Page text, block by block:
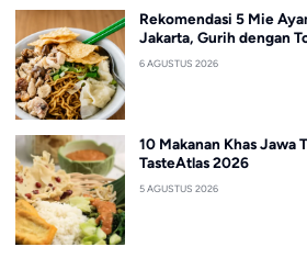
Rekomendasi 5 Mie
Jakarta, Gurih dengan
6 AGUSTUS 2026
10 Makanan Khas Jawa
TasteAtlas 2026
5 AGUSTUS 2026